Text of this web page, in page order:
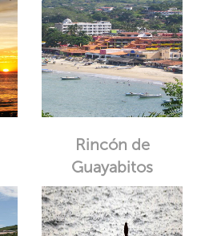
Rincón de
Guayabitos